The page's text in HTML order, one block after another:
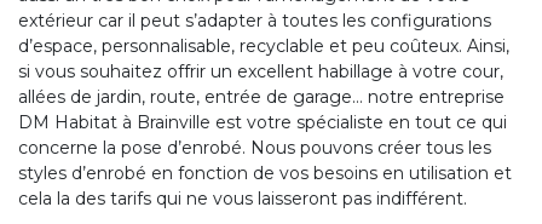
extérieur car il peut s’adapter à toutes les configurations
d’espace, personnalisable, recyclable et peu coûteux. Ainsi,
si vous souhaitez offrir un excellent habillage à votre cour,
allées de jardin, route, entrée de garage… notre entreprise
DM Habitat à Brainville est votre spécialiste en tout ce qui
concerne la pose d’enrobé. Nous pouvons créer tous les
styles d’enrobé en fonction de vos besoins en utilisation et
cela la des tarifs qui ne vous laisseront pas indifférent.